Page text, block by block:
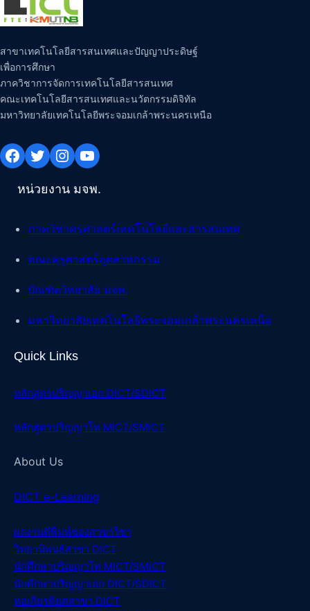
สาขาเทคโนโลยีสารสนเทศและปัญญาประดิษฐ์
เพื่อการศึกษา
ภาควิชาการจัดการเทคโนโลยีสารสนเทศ
คณะเทคโนโลยีสารสนเทศและนวัตกรรมดิจิทัล
มหาวิทยาลัยเทคโนโลยีพระจอมเกล้าพระนครเหนือ
Facebook Twitter Instagram YouTube
หน่วยงาน มจพ.
ภาควิชาครุศาสตร์เทคโนโลยีและสารสนเทศ
คณะครุศาสตร์อุตสาหกรรม
บัณฑิตวิทยาลัย มจพ.
มหาวิทยาลัยเทคโนโลยีพระจอมเกล้าพระนครเหนือ
Quick Links
หลักสูตรปริญญาเอก DICT/SDICT
หลักสูตรปริญญาโท MICT/SMICT
About Us
DICT e-Learning
ผลงานตีพิมพ์ของสาขาวิชา
วิทยานิพนธ์สาขา DICT
นักศึกษาปริญญาโท MICT/SMICT
นักศึกษาปริญญาเอก DICT/SDICT
หอเกียรติยศสาขา DICT